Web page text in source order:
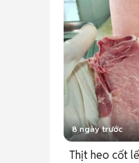
8 ngày trước
Thịt heo cốt